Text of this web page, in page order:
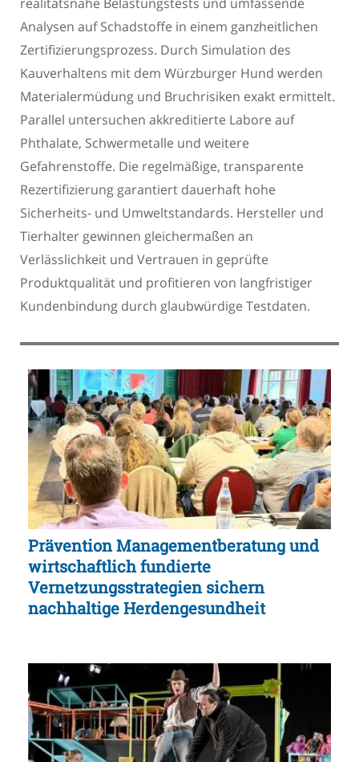
Analysen auf Schadstoffe in einem ganzheitlichen
Zertifizierungsprozess. Durch Simulation des
Kauverhaltens mit dem Würzburger Hund werden
Materialermüdung und Bruchrisiken exakt ermittelt.
Parallel untersuchen akkreditierte Labore auf
Phthalate, Schwermetalle und weitere
Gefahrenstoffe. Die regelmäßige, transparente
Rezertifizierung garantiert dauerhaft hohe
Sicherheits- und Umweltstandards. Hersteller und
Tierhalter gewinnen gleichermaßen an
Verlässlichkeit und Vertrauen in geprüfte
Produktqualität und profitieren von langfristiger
Kundenbindung durch glaubwürdige Testdaten.
Prävention Managementberatung und
wirtschaftlich fundierte
Vernetzungsstrategien sichern
nachhaltige Herdengesundheit